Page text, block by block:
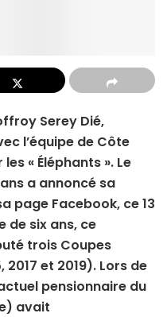
Serey Dié,
l’équipe de Côte
« Éléphants ». Le
a annoncé sa
page Facebook, ce 13
de six ans, ce
trois Coupes
et 2019). Lors de
pensionnaire du
avait